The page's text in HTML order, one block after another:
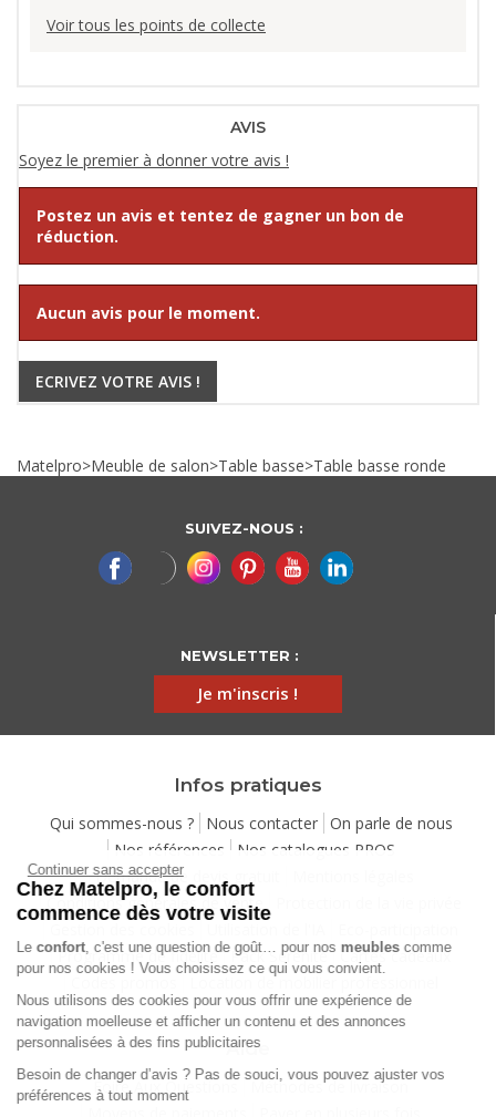
Voir tous les points de collecte
AVIS
Soyez le premier à donner votre avis !
Postez un avis et tentez de gagner un bon de
réduction.
Aucun avis pour le moment.
ECRIVEZ VOTRE AVIS !
Matelpro>Meuble de salon>Table basse>Table basse ronde
SUIVEZ-NOUS :
NEWSLETTER :
Je m'inscris !
Infos pratiques
Qui sommes-nous ? Nous contacter
On parle de nous
Nos références
Nos catalogues PROS
Demande de devis gratuit
Conditions générales de vente
Programme de fidélité
Pack Sérénité
Cartes cadeaux
Location de mobilier professionnel
Aide
Foire Aux Questions
Méthodes de livraison
Continuer sans accepter
Chez Matelpro, le confort
commence dès votre visite
Leconfort , c'est une question de goût… pour nosmeublescomme
pour nos cookies ! Vous choisissez ce qui vous convient.
Nous utilisons des cookies pour vous offrir une expérience de
navigation moelleuse et afficher un contenu et des annonces
personnalisées à des fins publicitaires
Besoin de changer d’avis ? Pas de souci, vous pouvez ajuster vos
préférences à tout moment